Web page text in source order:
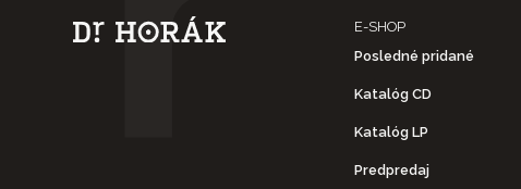
E-SHOP
Posledné pridané
Katalóg CD
Katalóg LP
Predpredaj